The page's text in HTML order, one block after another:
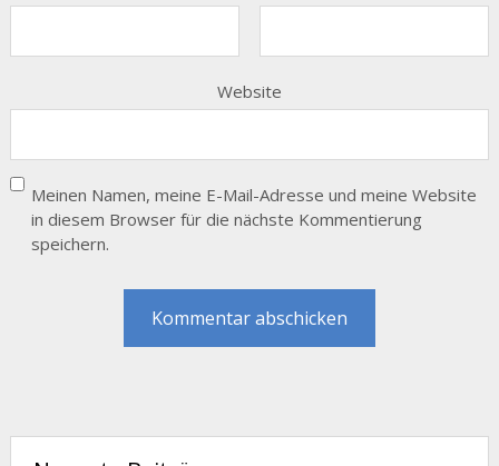
Website
Meinen Namen, meine E-Mail-Adresse und meine Website
in diesem Browser für die nächste Kommentierung
speichern.